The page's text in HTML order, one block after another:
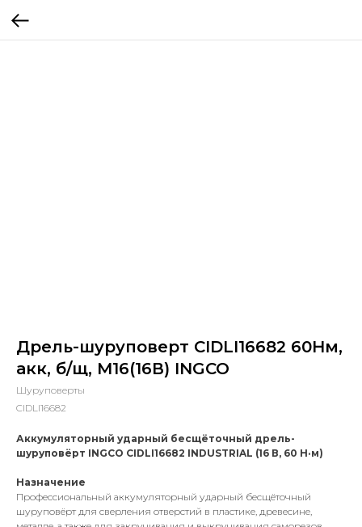
Дрель-шуруповерт CIDLI16682 60Нм,
акк, б/щ, M16(16В) INGCO
Шуруповерты
CIDLI16682
Аккумуляторный ударный бесщёточный дрель-
шуруповёрт INGCO CIDLI16682 INDUSTRIAL (16 В, 60 Н·м)
Назначение
Профессиональный аккумуляторный ударный бесщёточный
шуруповёрт для сверления отверстий в пластике, древесине,